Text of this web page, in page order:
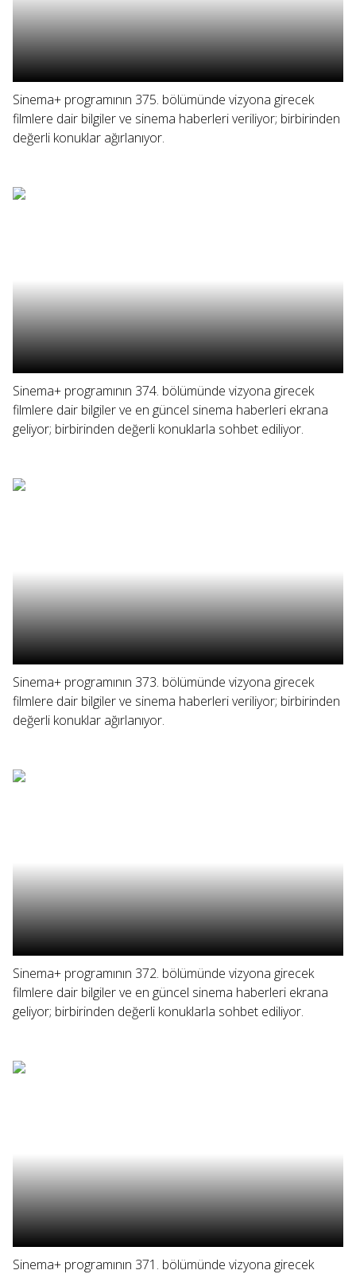
Sinema+ programının 375. bölümünde vizyona girecek
filmlere dair bilgiler ve sinema haberleri veriliyor; birbirinden
değerli konuklar ağırlanıyor.
Sinema+ programının 374. bölümünde vizyona girecek
filmlere dair bilgiler ve en güncel sinema haberleri ekrana
geliyor; birbirinden değerli konuklarla sohbet ediliyor.
Sinema+ programının 373. bölümünde vizyona girecek
filmlere dair bilgiler ve sinema haberleri veriliyor; birbirinden
değerli konuklar ağırlanıyor.
Sinema+ programının 372. bölümünde vizyona girecek
filmlere dair bilgiler ve en güncel sinema haberleri ekrana
geliyor; birbirinden değerli konuklarla sohbet ediliyor.
Sinema+ programının 371. bölümünde vizyona girecek